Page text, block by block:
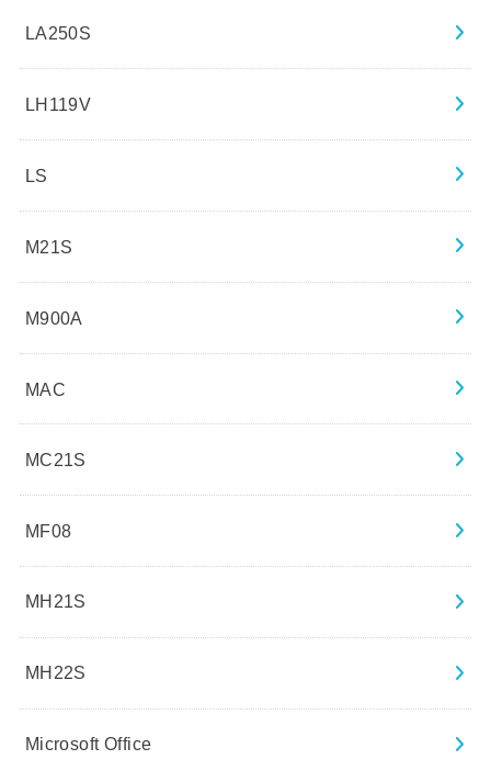
LA250S
LH119V
LS
M21S
M900A
MAC
MC21S
MF08
MH21S
MH22S
Microsoft Office